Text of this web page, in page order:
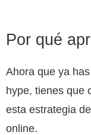
Por qué
Ahora que ya
hype, tienes que
esta estrategia
online.